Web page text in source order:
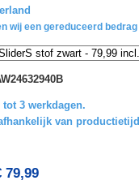
wij een gereduceerd bedrag
tot 3 werkdagen.
van
79,99